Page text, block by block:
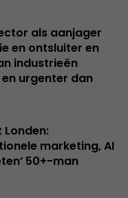
als aanjager
en ontsluiter en
industrieën
urgenter dan
marketing, AI
50+-man